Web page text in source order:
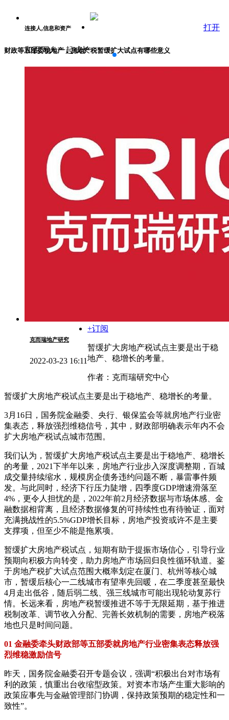
连接人,信息和资产
和百万人一起成长
打开
财政等五部委稳地产，房地产税暂缓扩大试点有哪些意义
克而瑞地产研究
2022-03-23 16:11
+订阅
暂缓扩大房地产税试点主要是出于稳
地产、稳增长的考量。
作者：克而瑞研究中心
暂缓扩大房地产税试点主要是出于稳地产、稳增长的考量。
3月16日，国务院金融委、央行、银保监会等就房地产行业密
集表态，释放强烈维稳信号，其中，财政部明确表示年内不会
扩大房地产税试点城市范围。
我们认为，暂缓扩大房地产税试点主要是出于稳地产、稳增长
的考量，2021下半年以来，房地产行业步入深度调整期，百城
成交量持续缩水，规模房企债务违约问题不断，暴雷事件频
发。与此同时，经济下行压力陡增，四季度GDP增速滑落至
4%，更令人担忧的是，2022年前2月经济数据与市场体感、金
融数据相背离，且经济数据修复的可持续性也有待验证，面对
充满挑战性的5.5%GDP增长目标，房地产投资或许不是主要
支撑项，但至少不能是拖累项。
暂缓扩大房地产税试点，短期有助于提振市场信心，引导行业
预期向积极方向转变，助力房地产市场回归良性循环轨道。鉴
于房地产税扩大试点范围大概率划定在厦门、杭州等核心城
市，暂缓后核心一二线城市有望率先回暖，在二季度甚至最快
4月走出低谷，随后弱二线、强三线城市可能出现轮动复苏行
情。长远来看，房地产税暂缓推进不等于无限延期，基于推进
税制改革、调节收入分配、完善长效机制的需要，房地产税落
地也只是时间问题。
01 金融委牵头财政部等五部委就房地产行业密集表态释放强
烈维稳激励信号
昨天，国务院金融委召开专题会议，强调“积极出台对市场有
利的政策，慎重出台收缩型政策。对资本市场产生重大影响的
政策应事先与金融管理部门协调，保持政策预期的稳定性和一
致性”。